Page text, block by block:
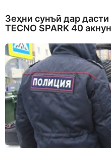
Зеҳни сунъӣ дар
TECNO SPARK 40